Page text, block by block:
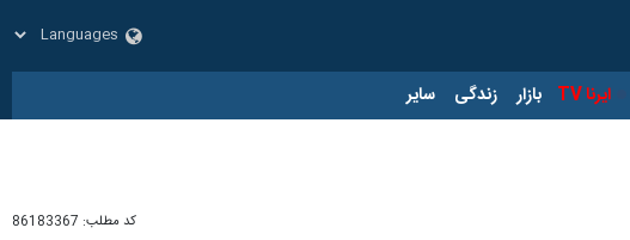
ایرنا TV بازار زندگی سایر
کد مطلب: 86183367